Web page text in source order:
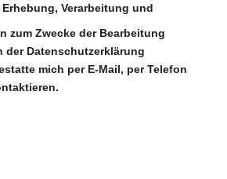
Verarbeitung und
zum Zwecke der Bearbeitung
der Datenschutzerklärung
mich per E-Mail, per Telefon